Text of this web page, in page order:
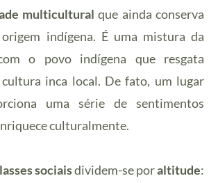
multicultural que ainda conserva
indígena. É uma mistura da
o povo indígena que resgata
inca local. De fato, um lugar
uma série de sentimentos
culturalmente.
sociaisdividem-se poraltitude: